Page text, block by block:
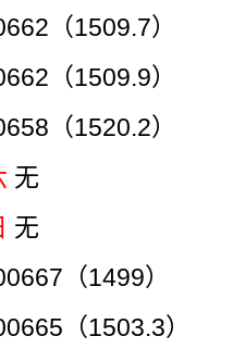
（1509.7）
（1509.9）
（1520.2）
无
无
（1499）
（1503.3）